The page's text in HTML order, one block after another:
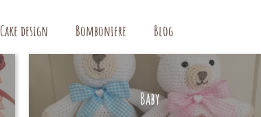
Cake design Bomboniere Blog
Baby